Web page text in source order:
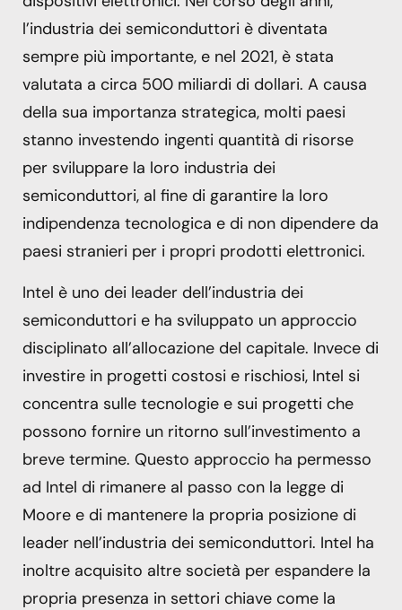
l’industria dei semiconduttori è diventata
sempre più importante, e nel 2021, è stata
valutata a circa 500 miliardi di dollari. A causa
della sua importanza strategica, molti paesi
stanno investendo ingenti quantità di risorse
per sviluppare la loro industria dei
semiconduttori, al fine di garantire la loro
indipendenza tecnologica e di non dipendere da
paesi stranieri per i propri prodotti elettronici.
Intel è uno dei leader dell’industria dei
semiconduttori e ha sviluppato un approccio
disciplinato all’allocazione del capitale. Invece di
investire in progetti costosi e rischiosi, Intel si
concentra sulle tecnologie e sui progetti che
possono fornire un ritorno sull’investimento a
breve termine. Questo approccio ha permesso
ad Intel di rimanere al passo con la legge di
Moore e di mantenere la propria posizione di
leader nell’industria dei semiconduttori. Intel ha
inoltre acquisito altre società per espandere la
propria presenza in settori chiave come la